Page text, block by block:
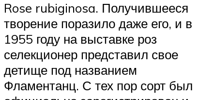
Rose rubiginosa. Получившееся
творение поразило даже его, и в
1955 году на выставке роз
селекционер представил свое
детище под названием
Фламентанц. С тех пор сорт был